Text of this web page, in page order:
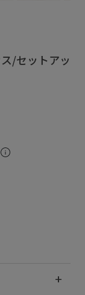
/セットアッ